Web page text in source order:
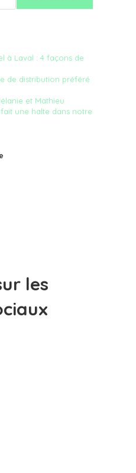
à Laval : 4 façons de
de distribution préféré
et Mathieu
fait une halte dans notre
les